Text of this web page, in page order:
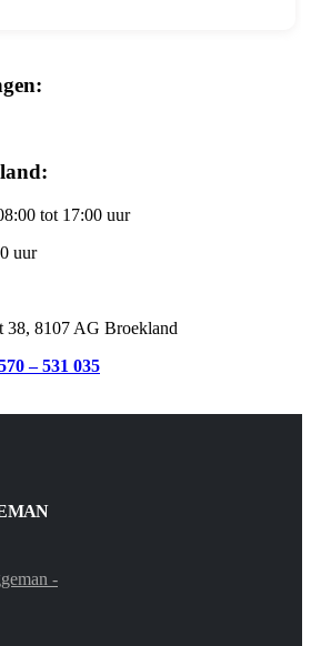
tot 17:00 uur
uur
38, 8107 AG Broekland
– 531 035
-